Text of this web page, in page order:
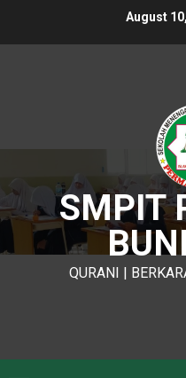
August
SMPIT
QURANI |